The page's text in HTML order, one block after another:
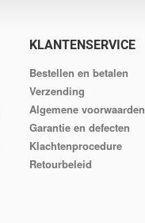
KLANTENSERVICE
Bestellen en betalen
Verzending
Algemene voorwaarden
Garantie en defecten
Klachtenprocedure
Retourbeleid